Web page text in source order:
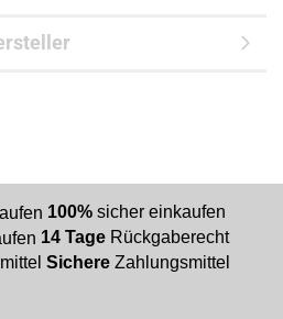
100% sicher einkaufen
14 Tage Rückgaberecht
Sichere Zahlungsmittel